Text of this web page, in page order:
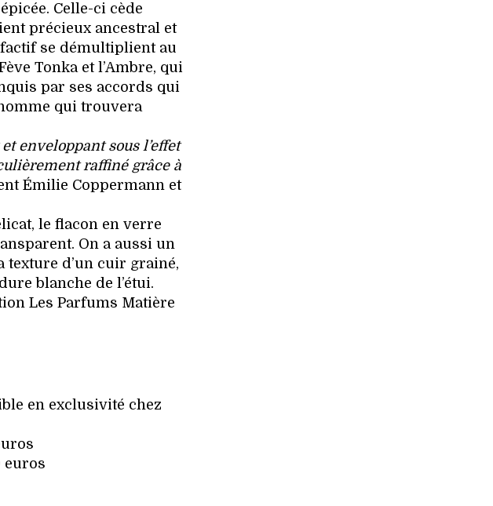
Celle-ci cède
précieux ancestral et
se démultiplient au
Tonka et l’Ambre, qui
par ses accords qui
qui trouvera
enveloppant sous l’effet
raffiné grâce à
Émilie Coppermann et
le flacon en verre
On a aussi un
texture d’un cuir grainé,
blanche de l’étui.
Les Parfums Matière
en exclusivité chez
euros